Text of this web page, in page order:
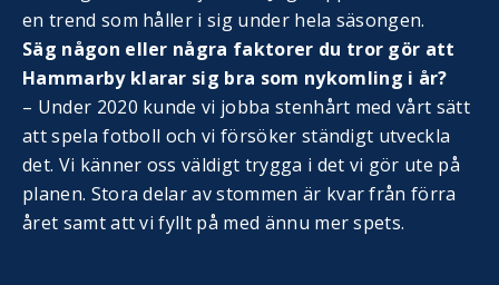
en trend som håller i sig under hela säsongen.
Säg någon eller några faktorer du tror gör att
Hammarby klarar sig bra som nykomling i år?
– Under 2020 kunde vi jobba stenhårt med vårt sätt
att spela fotboll och vi försöker ständigt utveckla
det. Vi känner oss väldigt trygga i det vi gör ute på
planen. Stora delar av stommen är kvar från förra
året samt att vi fyllt på med ännu mer spets.